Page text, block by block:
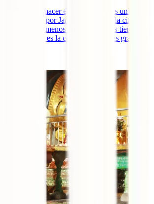
ver y que hacer en Nagoya, no es un lugar
en las rutas por Japón de 15 días (la cifra
y aún menos en las de menos tiempo.
de Aichi es la cuarta ciudad más grande